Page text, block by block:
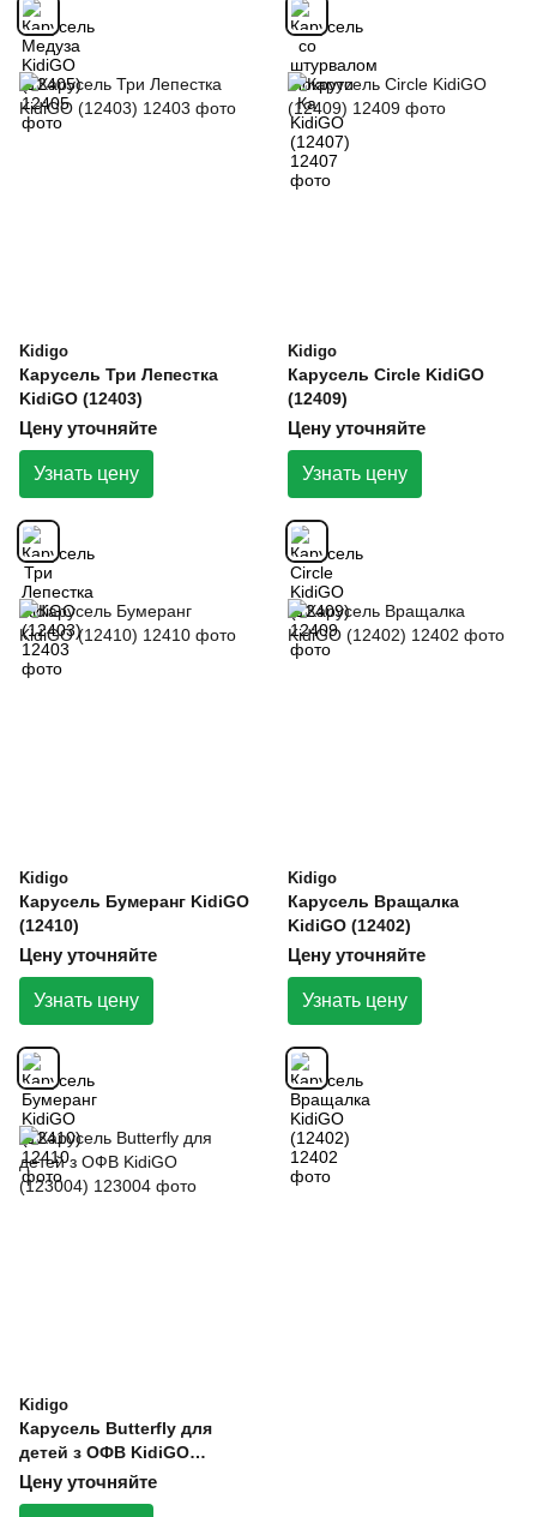
Kidigo
Карусель Три Лепестка
KidiGO (12403)
Цену уточняйте
Узнать цену
Kidigo
Карусель Circle KidiGO
(12409)
Цену уточняйте
Узнать цену
Kidigo
Карусель Бумеранг KidiGO
(12410)
Цену уточняйте
Узнать цену
Kidigo
Карусель Вращалка
KidiGO (12402)
Цену уточняйте
Узнать цену
Kidigo
Карусель Butterfly для
детей з ОФВ KidiGO
(123004)
Цену уточняйте